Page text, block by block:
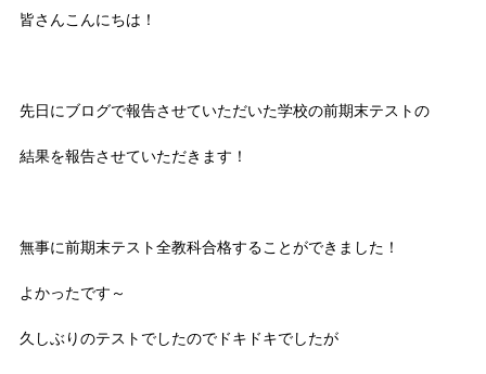
皆さんこんにちは！
先日にブログで報告させていただいた学校の前期末テストの
結果を報告させていただきます！
無事に前期末テスト全教科合格することができました！
よかったです～
久しぶりのテストでしたのでドキドキでしたが